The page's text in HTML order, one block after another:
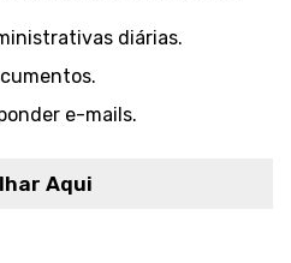
diárias.
e-mails.
Aqui